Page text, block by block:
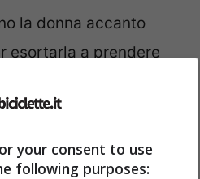
la donna accanto
esortarla a prendere
per Kemal, il
direttamente il
a Kemal ed
your consent to use
following purposes: